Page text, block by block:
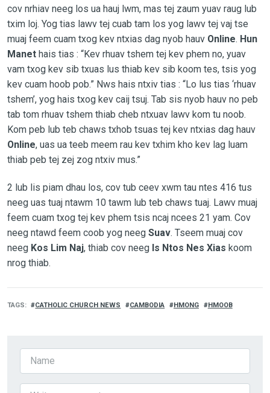
cov nrhiav neeg los ua hauj lwm, mas tej zaum yuav raug lub
txim loj. Yog tias lawv tej cuab tam los yog lawv tej vaj tse
muaj feem cuam txog kev ntxias dag nyob hauvOnline. Hun
Manethais tias : “Kev rhuav tshem tej kev phem no, yuav
vam txog kev sib txuas lus thiab kev sib koom tes, tsis yog
kev cuam hoob pob.” Nws hais ntxiv tias : “Lo lus tias ‘rhuav
tshem’, yog hais txog kev caij tsuj. Tab sis nyob hauv no peb
tab tom rhuav tshem thiab cheb ntxuav lawv kom tu noob.
Kom peb lub teb chaws txhob tsuas tej kev ntxias dag hauv
Online, uas ua teeb meem rau kev txhim kho kev lag luam
thiab peb tej zej zog ntxiv mus.”
2 lub lis piam dhau los, cov tub ceev xwm tau ntes 416 tus
neeg uas tuaj ntawm 10 tawm lub teb chaws tuaj. Lawv muaj
feem cuam txog tej kev phem tsis ncaj ncees 21 yam. Cov
neeg ntawd feem coob yog neegSuav. Tseem muaj cov
neeg Kos Lim Naj, thiab cov neeg Is Ntos Nes Xias koom
nrog thiab.
TAGS CATHOLIC CHURCH NEWS CAMBODIA HMONG HMOOB